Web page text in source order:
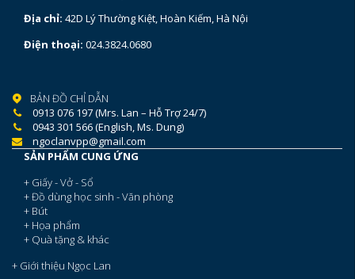
Địa chỉ: 42D Lý Thường Kiệt, Hoàn Kiếm, Hà Nội
Điện thoại: 024.3824.0680
BẢN ĐỒ CHỈ DẪN
0913 076 197 (Mrs. Lan – Hỗ Trợ 24/7)
0943 301 566 (English, Ms. Dung)
ngoclanvpp@gmail.com
SẢN PHẨM CUNG ỨNG
+ Giấy - Vở - Sổ
+ Đồ dùng học sinh - Văn phòng
+ Bút
+ Họa phẩm
+ Quà tặng & khác
+ Giới thiệu Ngọc Lan